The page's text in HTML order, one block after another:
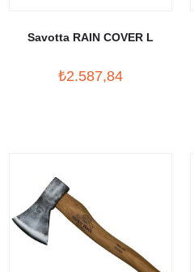
Savotta RAIN COVER L
₺2.587,84